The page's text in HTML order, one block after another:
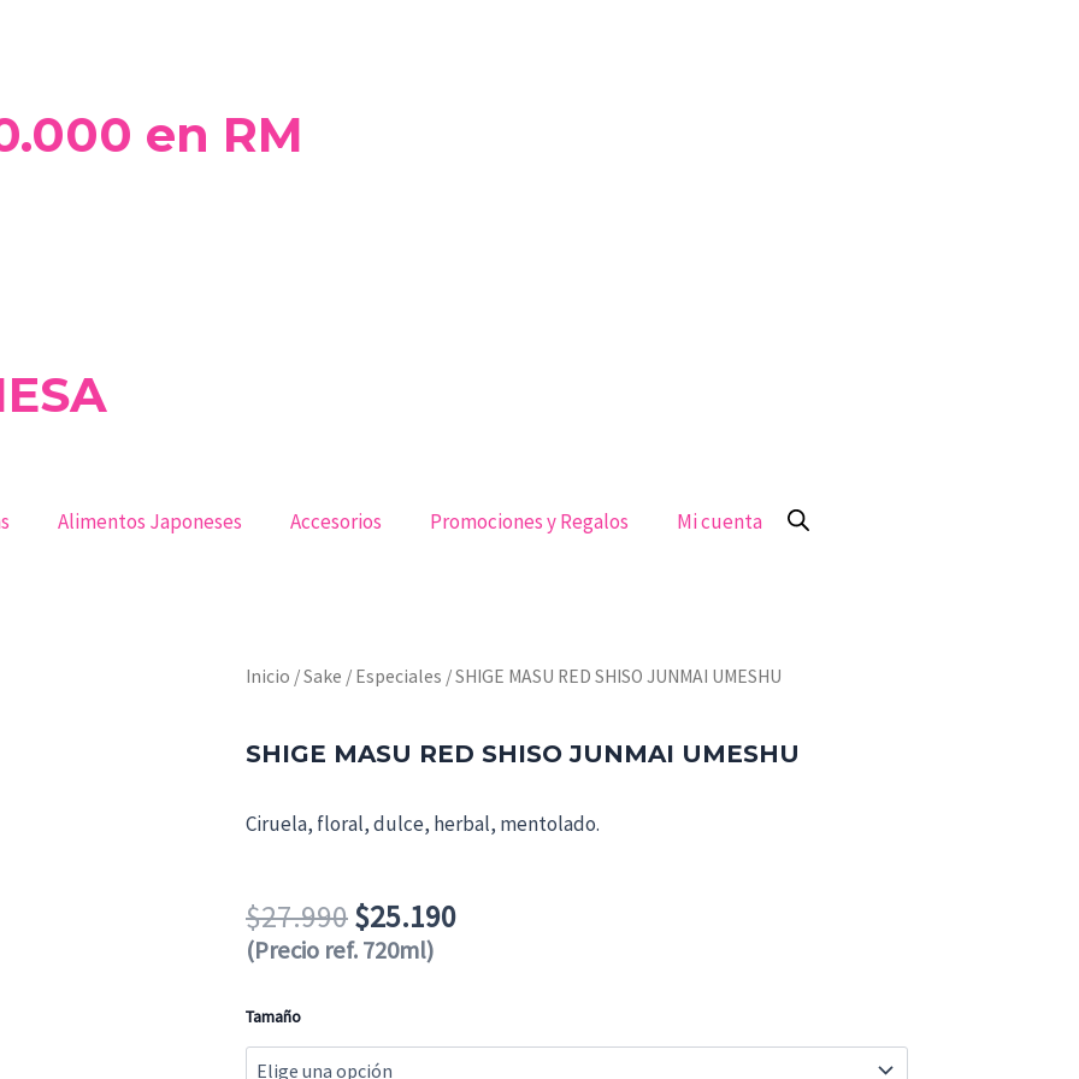
en RM
Alimentos Japoneses Accesorios Promociones y Regalos Mi cuenta
Inicio /Sake / Especiales / SHIGE MASU RED SHISO JUNMAI UMESHU
SHIGE MASU RED SHISO JUNMAI UMESHU
Ciruela, floral, dulce, herbal, mentolado.
$27.990El
precio
$27.990.
$25.190El
$25.190.
(Precio ref. 720ml)
Tamaño
SHIGE
RED